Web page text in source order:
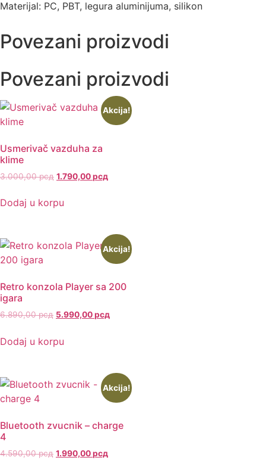
Materijal: PC, PBT, legura aluminijuma, silikon
Povezani proizvodi
Povezani proizvodi
Akcija!
Usmerivač vazduha za
klime
3.000,00рсд 1.790,00рсд
Dodaj u korpu
Akcija!
Retro konzola Player sa 200
igara
6.890,00рсд 5.990,00рсд
Dodaj u korpu
Akcija!
Bluetooth zvucnik – charge
4
4.590,00рсд 1.990,00рсд